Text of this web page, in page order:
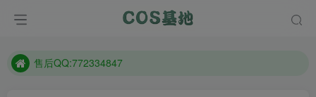
防失联：百度搜索《趣画刊》，实时查看最新站点。
售后QQ:772334847